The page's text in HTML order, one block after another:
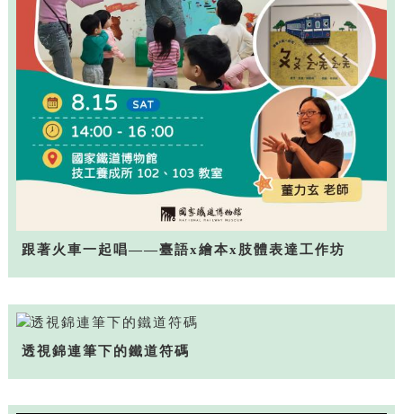
跟著火車一起唱——臺語x繪本x肢體表達工作坊
透視錦連筆下的鐵道符碼